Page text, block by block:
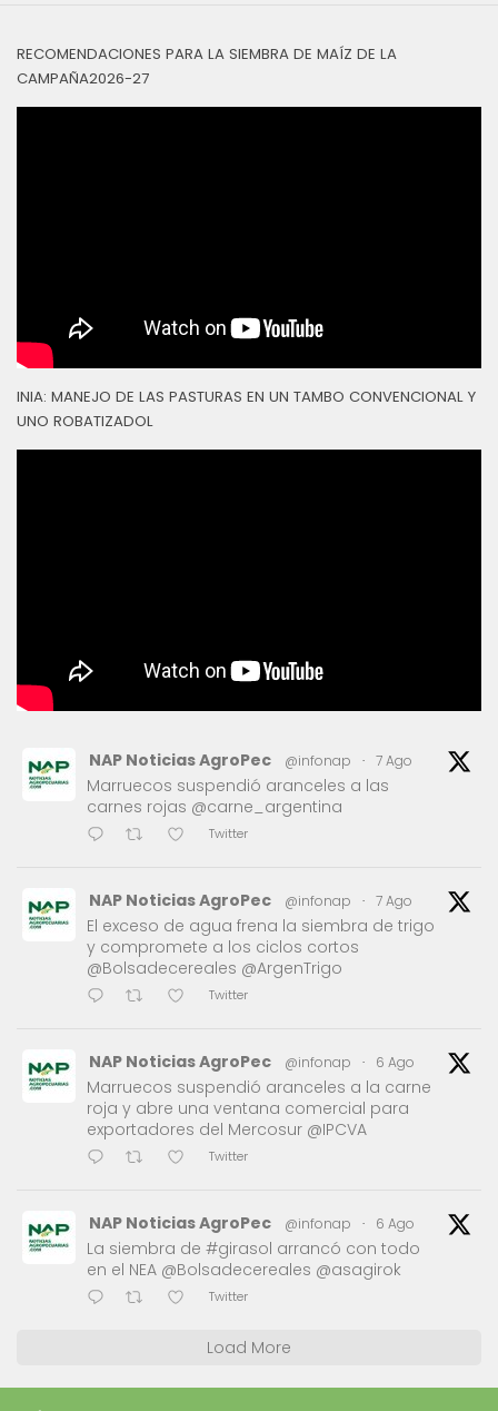
RECOMENDACIONES PARA LA SIEMBRA DE MAÍZ DE LA
CAMPAÑA2026-27
INIA: MANEJO DE LAS PASTURAS EN UN TAMBO CONVENCIONAL Y
UNO ROBATIZADOL
NAP Noticias AgroPec @infonap · 7 Ago
Marruecos suspendió aranceles a las
carnes rojas @carne_argentina
Twitter
NAP Noticias AgroPec @infonap · 7 Ago
El exceso de agua frena la siembra de trigo
y compromete a los ciclos cortos
@Bolsadecereales @ArgenTrigo
Twitter
NAP Noticias AgroPec @infonap · 6 Ago
Marruecos suspendió aranceles a la carne
roja y abre una ventana comercial para
exportadores del Mercosur @IPCVA
Twitter
NAP Noticias AgroPec @infonap · 6 Ago
La siembra de #girasol arrancó con todo
en el NEA @Bolsadecereales @asagirok
Twitter
Load More